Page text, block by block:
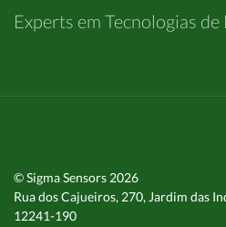
Experts em Tecnologias
© Sigma Sensors 2026
Rua dos Cajueiros, 270, Jardim das
12241-190